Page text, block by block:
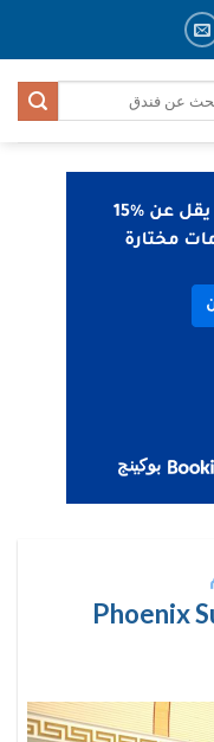
Phoenix